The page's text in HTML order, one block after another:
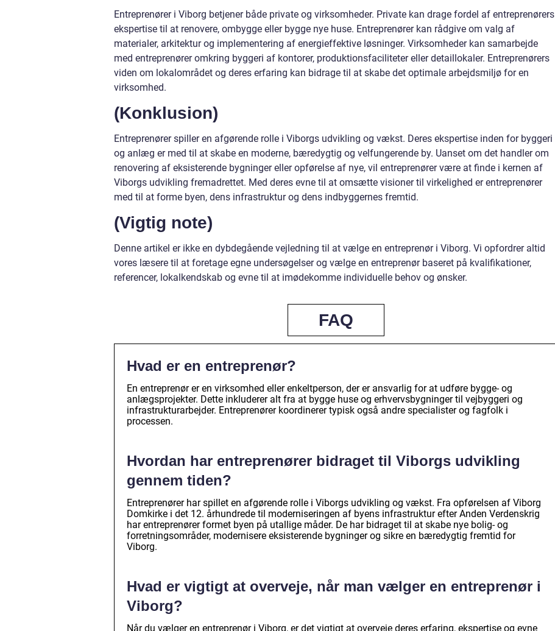
Entreprenører i Viborg betjener både private og virksomheder. Private kan drage fordel af entreprenørers
ekspertise til at renovere, ombygge eller bygge nye huse. Entreprenører kan rådgive om valg af
materialer, arkitektur og implementering af energieffektive løsninger. Virksomheder kan samarbejde
med entreprenører omkring byggeri af kontorer, produktionsfaciliteter eller detaillokaler. Entreprenørers
viden om lokalområdet og deres erfaring kan bidrage til at skabe det optimale arbejdsmiljø for en
virksomhed.
(Konklusion)
Entreprenører spiller en afgørende rolle i Viborgs udvikling og vækst. Deres ekspertise inden for byggeri
og anlæg er med til at skabe en moderne, bæredygtig og velfungerende by. Uanset om det handler om
renovering af eksisterende bygninger eller opførelse af nye, vil entreprenører være at finde i kernen af
Viborgs udvikling fremadrettet. Med deres evne til at omsætte visioner til virkelighed er entreprenører
med til at forme byen, dens infrastruktur og dens indbyggernes fremtid.
(Vigtig note)
Denne artikel er ikke en dybdegående vejledning til at vælge en entreprenør i Viborg. Vi opfordrer altid
vores læsere til at foretage egne undersøgelser og vælge en entreprenør baseret på kvalifikationer,
referencer, lokalkendskab og evne til at imødekomme individuelle behov og ønsker.
FAQ
Hvad er en entreprenør?
En entreprenør er en virksomhed eller enkeltperson, der er ansvarlig for at udføre bygge- og
anlægsprojekter. Dette inkluderer alt fra at bygge huse og erhvervsbygninger til vejbyggeri og
infrastrukturarbejder. Entreprenører koordinerer typisk også andre specialister og fagfolk i
processen.
Hvordan har entreprenører bidraget til Viborgs udvikling
gennem tiden?
Entreprenører har spillet en afgørende rolle i Viborgs udvikling og vækst. Fra opførelsen af Viborg
Domkirke i det 12. århundrede til moderniseringen af byens infrastruktur efter Anden Verdenskrig
har entreprenører formet byen på utallige måder. De har bidraget til at skabe nye bolig- og
forretningsområder, modernisere eksisterende bygninger og sikre en bæredygtig fremtid for
Viborg.
Hvad er vigtigt at overveje, når man vælger en entreprenør i
Viborg?
Når du vælger en entreprenør i Viborg, er det vigtigt at overveje deres erfaring, ekspertise og evne